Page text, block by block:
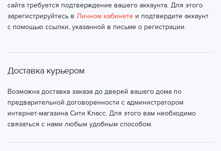
сайта требуется подтверждение вашего аккаунта. Для этого
зарегистрируйтесь в Личном кабинете и подтвердите аккаунт
с помощью ссылки, указанной в письме о регистрации.
Доставка курьером
Возможна доставка заказа до дверей вашего дома по
предварительной договоренности с администратором
интернет-магазина Сити Класс. Для этого вам необходимо
связаться с нами любым удобным способом.